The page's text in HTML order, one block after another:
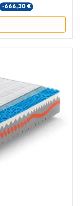
-666,30 €